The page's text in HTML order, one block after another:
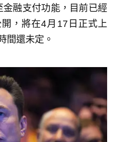
融支付功能，目前已經
，將在4月17日正式上
間還未定。